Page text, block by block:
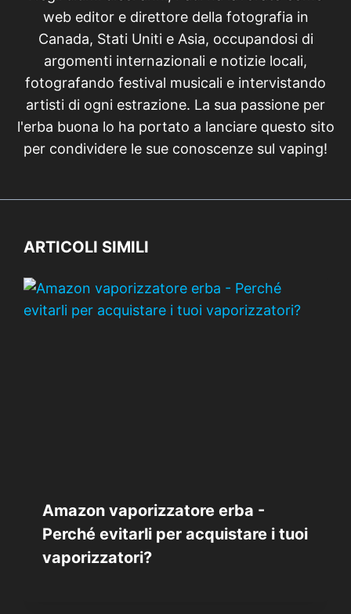
web editor e direttore della fotografia in
Canada, Stati Uniti e Asia, occupandosi di
argomenti internazionali e notizie locali,
fotografando festival musicali e intervistando
artisti di ogni estrazione. La sua passione per
l'erba buona lo ha portato a lanciare questo sito
per condividere le sue conoscenze sul vaping!
ARTICOLI SIMILI
Amazon vaporizzatore erba -
Perché evitarli per acquistare i tuoi
vaporizzatori?